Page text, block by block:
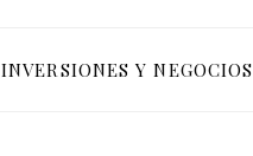
INVERSIONES Y NEGOCIOS